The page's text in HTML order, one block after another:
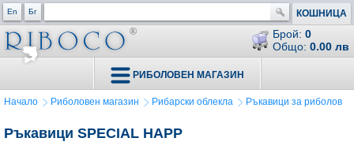
En Бг КОШНИЦА
Брой: 0
Общо: 0.00 лв
РИБОЛОВЕН МАГАЗИН
Начало Риболовен магазин Рибарски облекла Ръкавици за риболов
Ръкавици SPECIAL HAPP